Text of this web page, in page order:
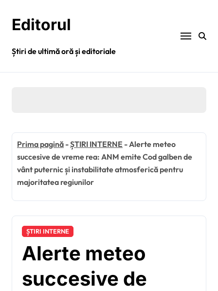
conținutEditorul
Știri de ultimă oră și editoriale
Prima pagină -ȘTIRI INTERNE - Alerte meteo
succesive de vreme rea: ANM emite Cod galben de
vânt puternic și instabilitate atmosferică pentru
majoritatea regiunilor
ȘTIRI INTERNE
Alerte meteo
succesive de